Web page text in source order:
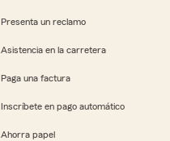
Presenta un reclamo
Asistencia en la carretera
Paga una factura
Inscríbete en pago automático
Ahorra papel